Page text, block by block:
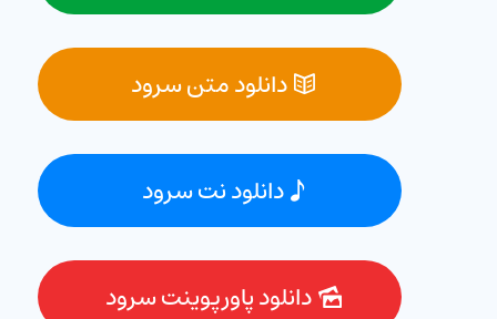
دانلود متن سرود
دانلود نت سرود
دانلود پاورپوینت سرود